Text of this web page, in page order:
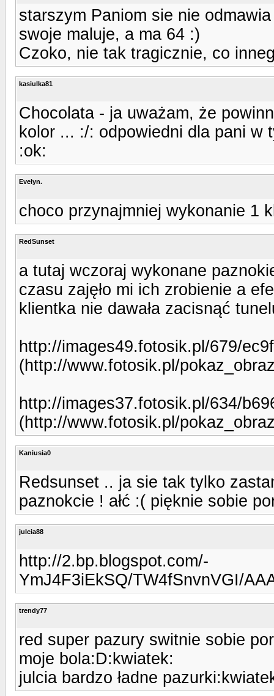
starszym Paniom sie nie
swoje maluje, a ma 64 :)
Czoko, nie tak tragicznie, co
kasiulka81
Chocolata - ja uważam, że
kolor ... :/: odpowiedni dla pani w
:ok:
Evelyn.
choco przynajmniej wykonanie 1
RedSunset
a tutaj wczoraj wykonane
czasu zajęło mi ich zrobienie a
klientka nie dawała zacisnąć
http://images49.fotosik.pl/679/
(http://www.fotosik.pl/
http://images37.fotosik.pl/634/
(http://www.fotosik.pl/
Kaniusia0
Redsunset .. ja sie tak tylko
paznokcie ! ałć :( pięknie sobie
julcia88
http://2.bp.blogspot.com/-
YmJ4F3iEkSQ/TW4fSnvnVGI/
trendy77
red super pazury switnie sobie
moje bola:D:kwiatek:
julcia bardzo ładne